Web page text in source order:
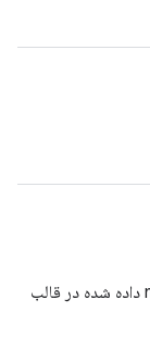
که پس از ms داده شده در قالب